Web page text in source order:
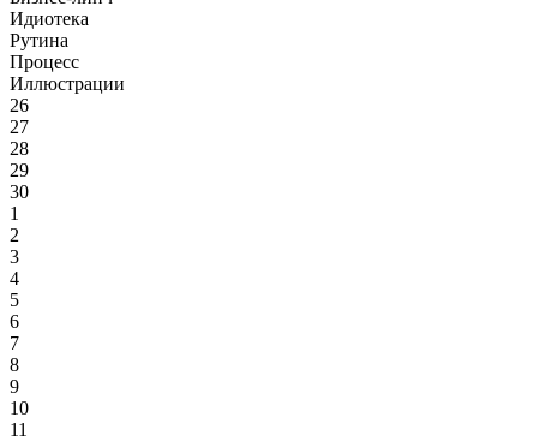
Идиотека
Рутина
Процесс
Иллюстрации
26
27
28
29
30
1
2
3
4
5
6
7
8
9
10
11